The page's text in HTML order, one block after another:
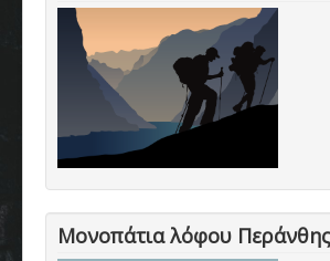
Μονοπάτια λόφου Περάνθης